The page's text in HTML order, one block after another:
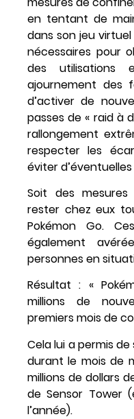
en tentant de
dans son jeu
nécessaires pour
des utilisations
ajournement des
d’activer de
passes de « raid à
rallongement
respecter les
éviter
Soit des
rester chez eux
Pokémon Go.
également
personnes en
Résultat : «
millions de
premiers mois de
Cela lui a permis
durant le mois de
millions de dollars
de Sensor Tower
l’année).